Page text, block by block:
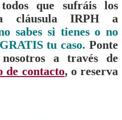
que sufráis los
cláusula IRPH a
sabes si tienes o no
tu caso. Ponte
a través de
contacto, o reserva